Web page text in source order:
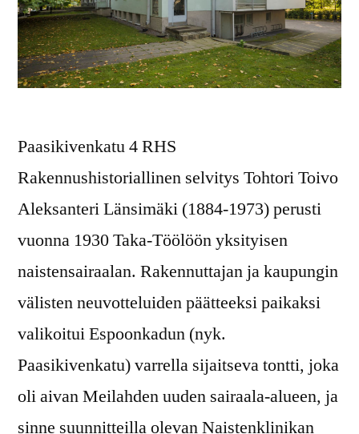
Paasikivenkatu 4 RHS
Rakennushistoriallinen selvitys Tohtori Toivo
Aleksanteri Länsimäki (1884-1973) perusti
vuonna 1930 Taka-Töölöön yksityisen
naistensairaalan. Rakennuttajan ja kaupungin
välisten neuvotteluiden päätteeksi paikaksi
valikoitui Espoonkadun (nyk.
Paasikivenkatu) varrella sijaitseva tontti, joka
oli aivan Meilahden uuden sairaala-alueen, ja
sinne suunnitteilla olevan Naistenklinikan